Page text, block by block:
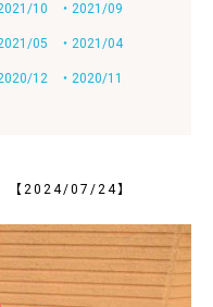
10 ・2021/09
05 ・2021/04
12 ・2020/11
【2024/07/24】